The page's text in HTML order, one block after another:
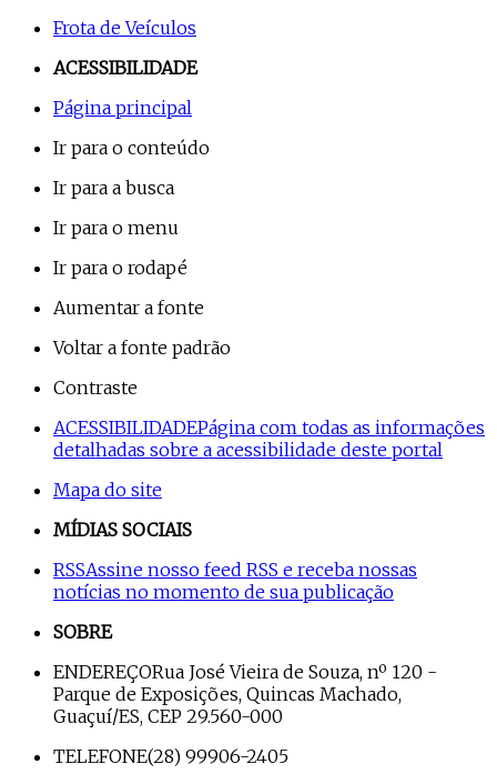
Frota de Veículos
ACESSIBILIDADE
Página principal
Ir para o conteúdo
Ir para a busca
Ir para o menu
Ir para o rodapé
Aumentar a fonte
Voltar a fonte padrão
Contraste
ACESSIBILIDADEPágina com todas as informações
detalhadas sobre a acessibilidade deste portal
Mapa do site
MÍDIAS SOCIAIS
RSSAssine nosso feed RSS e receba nossas
notícias no momento de sua publicação
SOBRE
ENDEREÇORua José Vieira de Souza, nº 120 -
Parque de Exposições, Quincas Machado,
Guaçuí/ES, CEP 29.560-000
TELEFONE(28) 99906-2405